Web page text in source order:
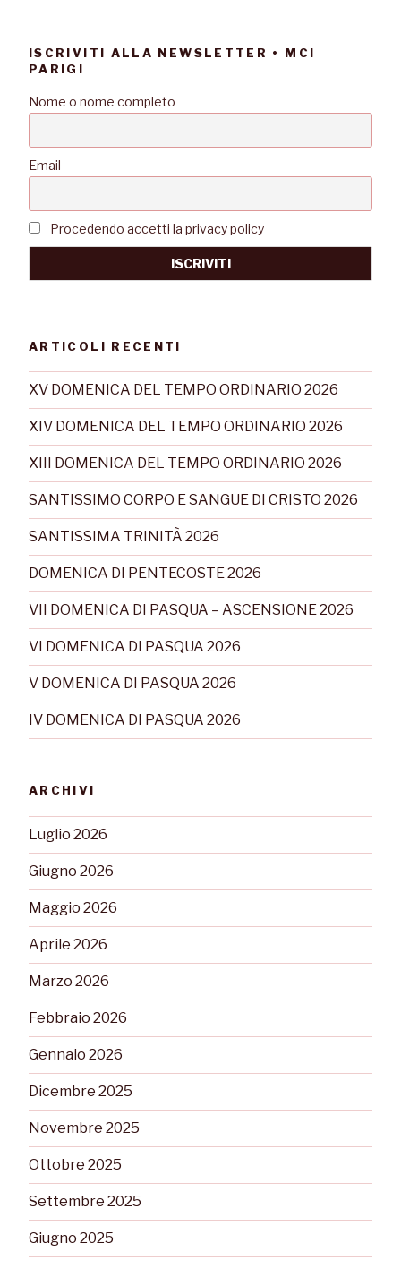
ISCRIVITI ALLA NEWSLETTER • MCI
PARIGI
Nome o nome completo
Email
Procedendo accetti la privacy policy
ARTICOLI RECENTI
XV DOMENICA DEL TEMPO ORDINARIO 2026
XIV DOMENICA DEL TEMPO ORDINARIO 2026
XIII DOMENICA DEL TEMPO ORDINARIO 2026
SANTISSIMO CORPO E SANGUE DI CRISTO 2026
SANTISSIMA TRINITÀ 2026
DOMENICA DI PENTECOSTE 2026
VII DOMENICA DI PASQUA – ASCENSIONE 2026
VI DOMENICA DI PASQUA 2026
V DOMENICA DI PASQUA 2026
IV DOMENICA DI PASQUA 2026
ARCHIVI
Luglio 2026
Giugno 2026
Maggio 2026
Aprile 2026
Marzo 2026
Febbraio 2026
Gennaio 2026
Dicembre 2025
Novembre 2025
Ottobre 2025
Settembre 2025
Giugno 2025